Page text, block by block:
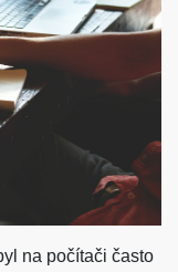
na počítači často